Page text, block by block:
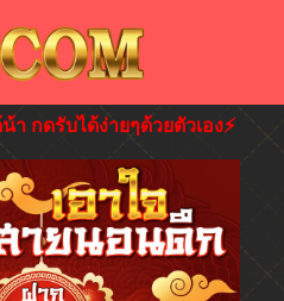
กดรับได้ง่ายๆด้วยตัวเอง⚡️